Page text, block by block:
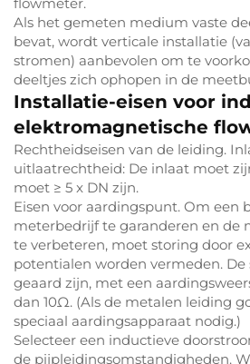
Als het gemeten medium vaste
bevat, wordt verticale installatie
stromen) aanbevolen om te
deeltjes zich ophopen in de
Installatie-eisen voor
elektromagnetische
Rechtheidseisen van de leiding.
uitlaatrechtheid: De inlaat moet
moet ≥ 5 x DN zijn.
Eisen voor aardingspunt. Om een
meterbedrijf te garanderen en de
te verbeteren, moet storing door
potentialen worden vermeden. De
geaard zijn, met een
dan 10Ω. (Als de metalen leiding
speciaal aardingsapparaat nodig.)
Selecteer een inductieve
de pijpleidingsomstandigheden.